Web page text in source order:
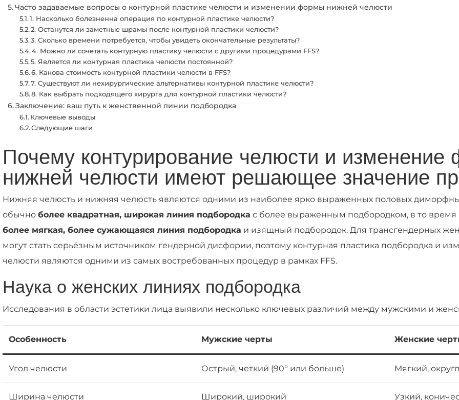
Часто задаваемые вопросы о контурной пластике челюсти и изменении формы нижней челюсти
1. Насколько болезненна операция по контурной пластике челюсти?
2. Останутся ли заметные шрамы после контурной пластики челюсти?
3. Сколько времени потребуется, чтобы увидеть окончательные результаты?
4. Можно ли сочетать контурную пластику челюсти с другими процедурами FFS?
5. Является ли контурная пластика челюсти постоянной?
6. Какова стоимость контурной пластики челюсти в FFS?
7. Существуют ли нехирургические альтернативы контурной пластике челюсти?
8. Как выбрать подходящего хирурга для контурной пластики челюсти?
Заключение: ваш путь к женственной линии подбородка
Ключевые выводы
Следующие шаги
Почему контурирование челюсти и
нижней челюсти имеют решающее значение
Нижняя челюсть и нижняя челюсть являются одними из наиболее ярко выраженных половых
обычно более квадратная, широкая линия подбородка с более выраженным подбородком, в то время
более мягкая, более сужающаяся линия подбородка и изящный подбородок. Для трансгендерных
могут стать серьёзным источником гендерной дисфории, поэтому контурная пластика подбородка и
челюсти являются одними из самых востребованных процедур в рамках FFS.
Наука о женских линиях подбородка
Исследования в области эстетики лица выявили несколько ключевых различий между мужскими и
Особенность Мужские черты Женские
Угол челюсти Острый, четкий (90° или больше) Мягкий,
Ширина челюсти Широкий, широкий Узкий,